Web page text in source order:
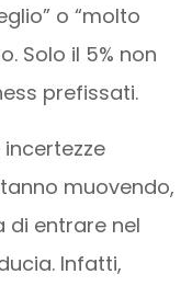
o “molto
Solo il 5% non
prefissati.
muovendo,
di entrare nel
Infatti,